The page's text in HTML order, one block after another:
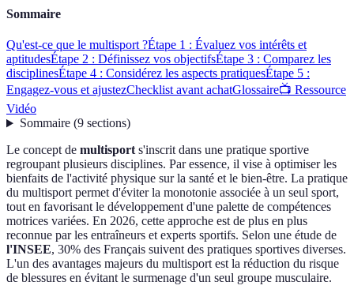
Sommaire
Qu'est-ce que le multisport ?Étape 1 : Évaluez vos intérêts et
aptitudesÉtape 2 : Définissez vos objectifsÉtape 3 : Comparez les
disciplinesÉtape 4 : Considérez les aspects pratiquesÉtape 5 :
Engagez-vous et ajustezChecklist avant achatGlossaire📺 Ressource
Vidéo
Sommaire(9 sections)
Le concept de multisports'inscrit dans une pratique sportive
regroupant plusieurs disciplines. Par essence, il vise à optimiser les
bienfaits de l'activité physique sur la santé et le bien-être. La pratique
du multisport permet d'éviter la monotonie associée à un seul sport,
tout en favorisant le développement d'une palette de compétences
motrices variées. En 2026, cette approche est de plus en plus
reconnue par les entraîneurs et experts sportifs. Selon une étude de
l'INSEE, 30% des Français suivent des pratiques sportives diverses.
L'un des avantages majeurs du multisport est la réduction du risque
de blessures en évitant le surmenage d'un seul groupe musculaire.